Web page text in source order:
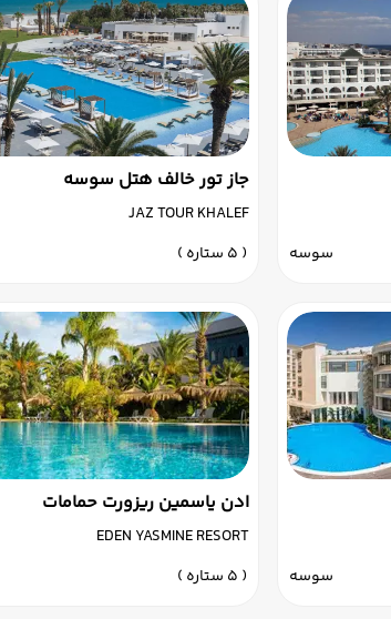
سوسه
جاز تور خالف هتل سوسه
JAZ TOUR KHALEF
( 5 ستاره )
سوسه
ادن یاسمین ریزورت حمامات
EDEN YASMINE RESORT
( 5 ستاره )